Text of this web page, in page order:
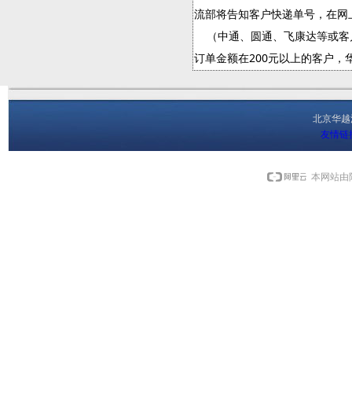
流部将告知客户快递单号，在
（中通、圆通、飞康达等或客
订单金额在200元以上的客户，
北京华
友情链
本网站由